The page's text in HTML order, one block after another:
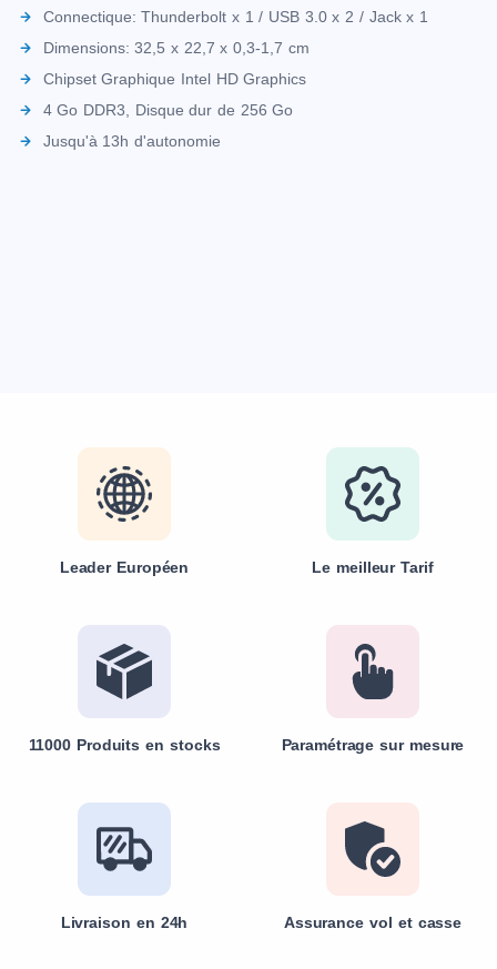
Connectique: Thunderbolt x 1 / USB 3.0 x 2 / Jack x 1
Dimensions: 32,5 x 22,7 x 0,3-1,7 cm
Chipset Graphique Intel HD Graphics
4 Go DDR3, Disque dur de 256 Go
Jusqu'à 13h d'autonomie
Leader Européen Le meilleur Tarif
11000 Produits en stocks Paramétrage sur mesure
Livraison en 24h Assurance vol et casse